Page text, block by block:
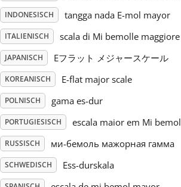
Tiếng Việt
Türkçe
Українська
繁體中文
INDONESISCH tangga nada E-mol mayor
ITALIENISCH scala di Mi bemolle maggiore
JAPANISCH Eフラット メジャースケール
KOREANISCH E-flat major scale
POLNISCH gama es-dur
PORTUGIESISCH escala maior em Mi bemol
RUSSISCH ми-бемоль мажорная гамма
SCHWEDISCH Ess-durskala